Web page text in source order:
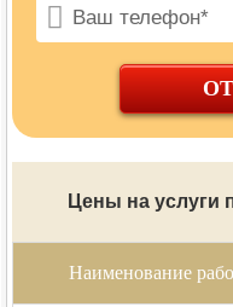
Цены на услуги
Наименование